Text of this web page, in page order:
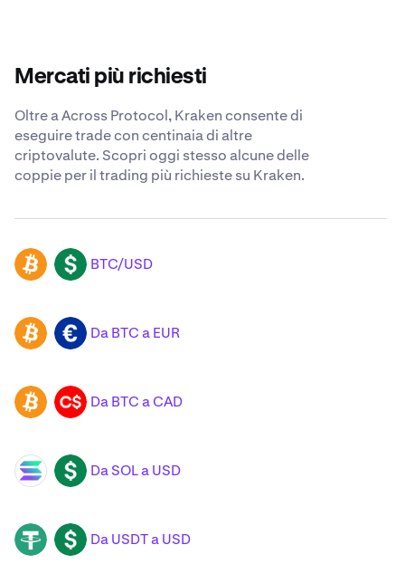
Mercati più richiesti
Oltre a Across Protocol, Kraken consente di
eseguire trade con centinaia di altre
criptovalute. Scopri oggi stesso alcune delle
coppie per il trading più richieste su Kraken.
BTC USD BTC/USD
BTC EUR Da BTC a EUR
BTC CAD Da BTC a CAD
SOL USD Da SOL a USD
USDT USD Da USDT a USD